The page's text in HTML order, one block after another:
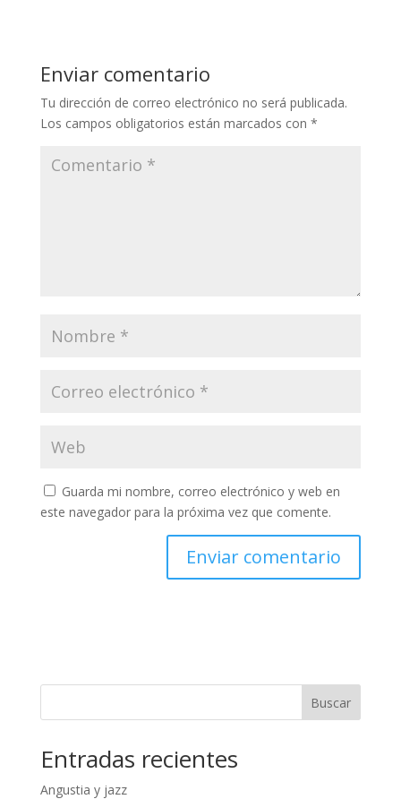
Enviar comentario
Tu dirección de correo electrónico no será publicada.
Los campos obligatorios están marcados con *
Guarda mi nombre, correo electrónico y web en
este navegador para la próxima vez que comente.
Buscar
Entradas recientes
Angustia y jazz